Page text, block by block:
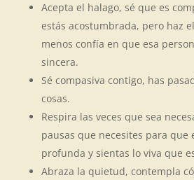
Acepta el halago, sé que es
estás acostumbrada, pero haz
menos confía en que esa
sincera.
Sé compasiva contigo, has
cosas.
Respira las veces que sea
pausas que necesites para que
profunda y sientas lo viva que
Abraza la quietud, contempla